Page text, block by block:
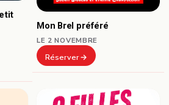
Mon Brel préféré
LE 2 NOVEMBRE
Réserver